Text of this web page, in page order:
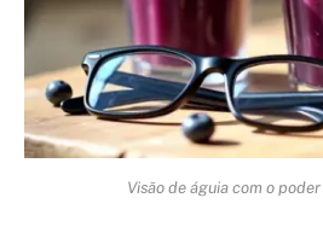
Visão de águia com o